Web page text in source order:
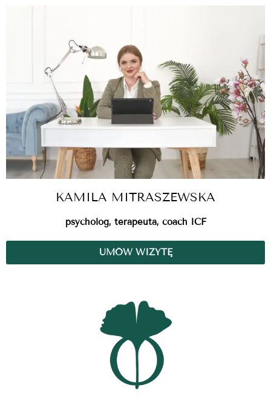
KAMILA MITRASZEWSKA
psycholog, terapeuta, coach ICF
UMÓW WIZYTĘ